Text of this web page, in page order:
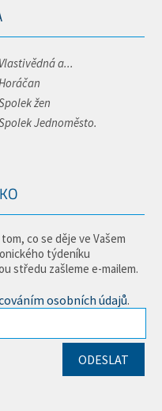
Vlastivědná a...
žen
Jednoměsto.
co se děje ve Vašem
týdeníku
středu zašleme e-mailem.
osobních údajů.